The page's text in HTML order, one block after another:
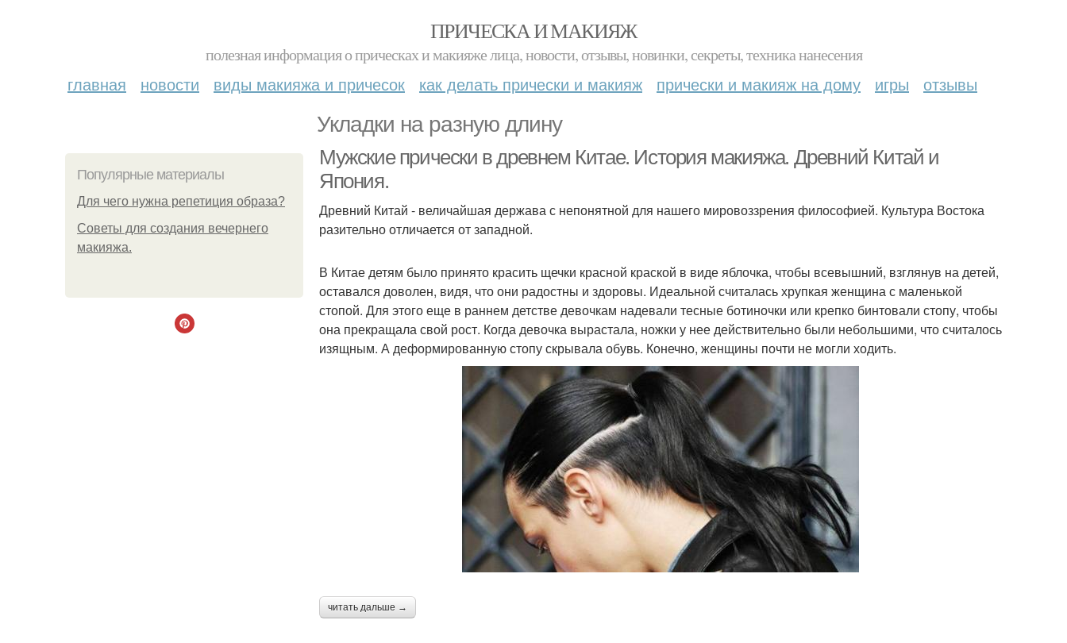
ПРИЧЕСКА И МАКИЯЖ
полезная информация о прическах и макияже лица, новости, отзывы, новинки, секреты, техника нанесения
главная новости виды макияжа и причесок как делать прически и макияж прически и макияж на дому игры отзывы
Укладки на разную длину
Популярные материалы
Для чего нужна репетиция образа?
Советы для создания вечернего
макияжа.
Мужские прически в древнем Китае. История макияжа. Древний Китай и
Япония.
Древний Китай - величайшая держава с непонятной для нашего мировоззрения философией. Культура Востока
разительно отличается от западной.
В Китае детям было принято красить щечки красной краской в виде яблочка, чтобы всевышний, взглянув на детей,
оставался доволен, видя, что они радостны и здоровы. Идеальной считалась хрупкая женщина с маленькой
стопой. Для этого еще в раннем детстве девочкам надевали тесные ботиночки или крепко бинтовали стопу, чтобы
она прекращала свой рост. Когда девочка вырастала, ножки у нее действительно были небольшими, что считалось
изящным. А деформированную стопу скрывала обувь. Конечно, женщины почти не могли ходить.
читать дальше →